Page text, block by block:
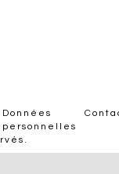
Données
personnelles